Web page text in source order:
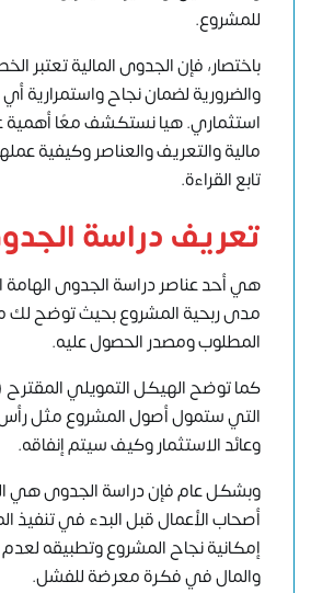
للمشروع.
باختصار، فإن الجدوى المالية تعتبر
والضرورية لضمان نجاح واستمرارية
استثماري. هيا نستكشف معًا
مالية والتعريف والعناصر وكيفية
تابع القراءة.
تعريف دراسة
هي أحد عناصر دراسة الجدوى الهامة
مدى ربحية المشروع بحيث توضح لك
المطلوب ومصدر الحصول عليه.
كما توضح الهيكل التمويلي المقترح
التي ستمول أصول المشروع مثل
وعائد الاستثمار وكيف سيتم إنفاقه.
وبشكل عام فإن دراسة الجدوى هي
أصحاب الأعمال قبل البدء في تنفيذ
إمكانية نجاح المشروع وتطبيقه
والمال في فكرة معرضة للفشل.